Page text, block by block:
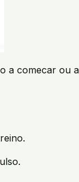
a comecar ou a